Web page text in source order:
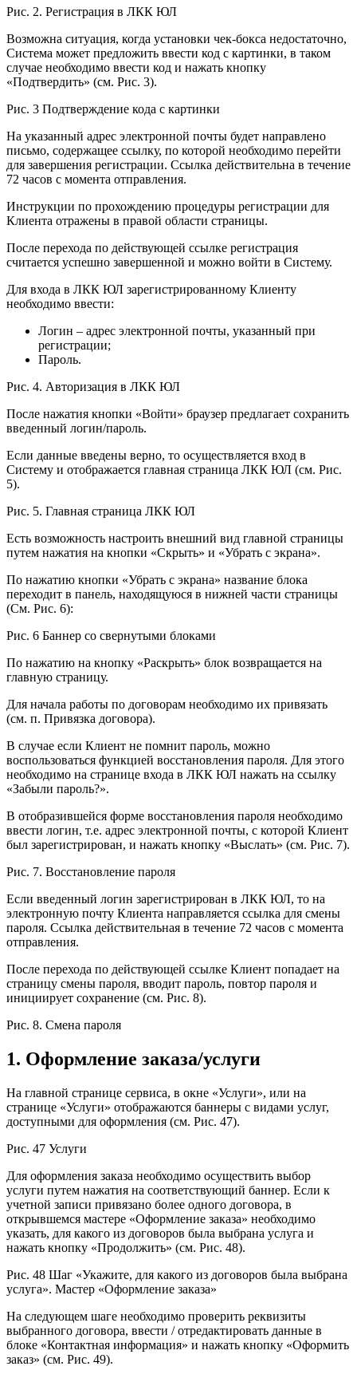
Рис. 2. Регистрация в ЛКК ЮЛ
Возможна ситуация, когда установки чек-бокса недостаточно,
Система может предложить ввести код с картинки, в таком
случае необходимо ввести код и нажать кнопку
«Подтвердить» (см. Рис. 3).
Рис. 3 Подтверждение кода с картинки
На указанный адрес электронной почты будет направлено
письмо, содержащее ссылку, по которой необходимо перейти
для завершения регистрации. Ссылка действительна в течение
72 часов с момента отправления.
Инструкции по прохождению процедуры регистрации для
Клиента отражены в правой области страницы.
После перехода по действующей ссылке регистрация
считается успешно завершенной и можно войти в Систему.
Для входа в ЛКК ЮЛ зарегистрированному Клиенту
необходимо ввести:
Логин – адрес электронной почты, указанный при
регистрации;
Пароль.
Рис. 4. Авторизация в ЛКК ЮЛ
После нажатия кнопки «Войти» браузер предлагает сохранить
введенный логин/пароль.
Если данные введены верно, то осуществляется вход в
Систему и отображается главная страница ЛКК ЮЛ (см. Рис.
5).
Рис. 5. Главная страница ЛКК ЮЛ
Есть возможность настроить внешний вид главной страницы
путем нажатия на кнопки «Скрыть» и «Убрать с экрана».
По нажатию кнопки «Убрать с экрана» название блока
переходит в панель, находящуюся в нижней части страницы
(См. Рис. 6):
Рис. 6 Баннер со свернутыми блоками
По нажатию на кнопку «Раскрыть» блок возвращается на
главную страницу.
Для начала работы по договорам необходимо их привязать
(см. п. Привязка договора).
В случае если Клиент не помнит пароль, можно
воспользоваться функцией восстановления пароля. Для этого
необходимо на странице входа в ЛКК ЮЛ нажать на ссылку
«Забыли пароль?».
В отобразившейся форме восстановления пароля необходимо
ввести логин, т.е. адрес электронной почты, с которой Клиент
был зарегистрирован, и нажать кнопку «Выслать» (см. Рис. 7).
Рис. 7. Восстановление пароля
Если введенный логин зарегистрирован в ЛКК ЮЛ, то на
электронную почту Клиента направляется ссылка для смены
пароля. Ссылка действительная в течение 72 часов с момента
отправления.
После перехода по действующей ссылке Клиент попадает на
страницу смены пароля, вводит пароль, повтор пароля и
инициирует сохранение (см. Рис. 8).
Рис. 8. Смена пароля
1. Оформление заказа/услуги
На главной странице сервиса, в окне «Услуги», или на
странице «Услуги» отображаются баннеры с видами услуг,
доступными для оформления (см. Рис. 47).
Рис. 47 Услуги
Для оформления заказа необходимо осуществить выбор
услуги путем нажатия на соответствующий баннер. Если к
учетной записи привязано более одного договора, в
открывшемся мастере «Оформление заказа» необходимо
указать, для какого из договоров была выбрана услуга и
нажать кнопку «Продолжить» (см. Рис. 48).
Рис. 48 Шаг «Укажите, для какого из договоров была выбрана
услуга». Мастер «Оформление заказа»
На следующем шаге необходимо проверить реквизиты
выбранного договора, ввести / отредактировать данные в
блоке «Контактная информация» и нажать кнопку «Оформить
заказ» (см. Рис. 49).